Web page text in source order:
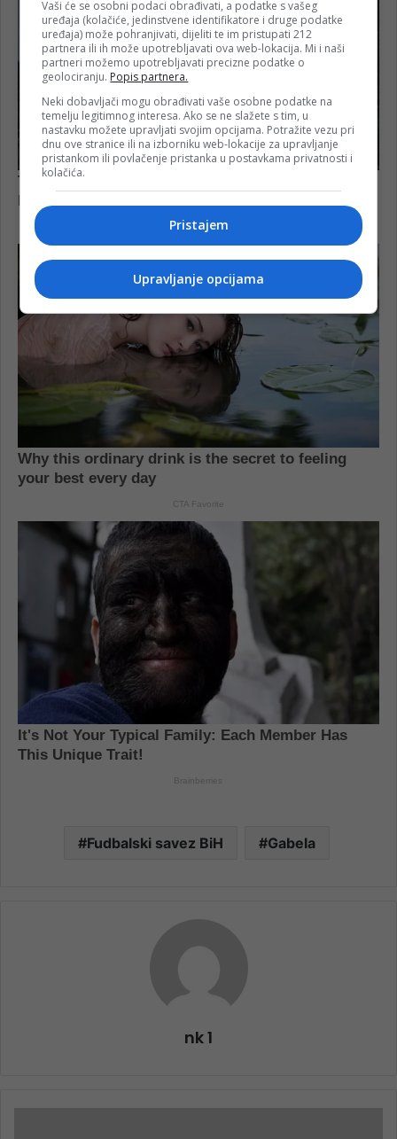
Fudbalski savez BiH Gabela
nk 1
Vaši će se osobni podaci obrađivati, a podatke s vašeg
uređaja (kolačiće, jedinstvene identifikatore i druge podatke
uređaja) može pohranjivati, dijeliti te im pristupati 212
partnera ili ih može upotrebljavati ova web-lokacija. Mi i naši
partneri možemo upotrebljavati precizne podatke o
geolociranju. Popis partnera.
Neki dobavljači mogu obrađivati vaše osobne podatke na
temelju legitimnog interesa. Ako se ne slažete s tim, u
nastavku možete upravljati svojim opcijama. Potražite vezu pri
dnu ove stranice ili na izborniku web-lokacije za upravljanje
pristankom ili povlačenje pristanka u postavkama privatnosti i
kolačića.
Pristajem
Upravljanje opcijama